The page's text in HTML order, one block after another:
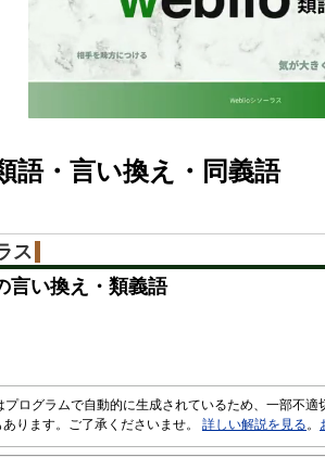
語・言い換え・同義語
ス
言い換え・類義語
ログラムで自動的に生成されているため、一部不適
ります。ご了承くださいませ。 詳しい解説を見る 。